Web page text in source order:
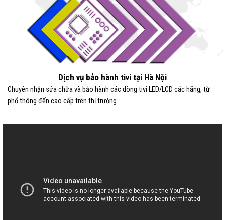
Dịch vụ bảo hành tivi tại Hà Nội
Chuyên nhận sửa chữa và bảo hành các dòng tivi LED/LCD các hãng, từ
phổ thông đến cao cấp trên thị trường